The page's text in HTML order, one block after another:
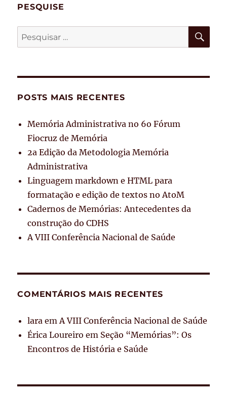
PESQUISE
Pesquisar
por:
POSTS MAIS RECENTES
Memória Administrativa no 6o Fórum
Fiocruz de Memória
2a Edição da Metodologia Memória
Administrativa
Linguagem markdown e HTML para
formatação e edição de textos no AtoM
Cadernos de Memórias: Antecedentes da
construção do CDHS
A VIII Conferência Nacional de Saúde
COMENTÁRIOS MAIS RECENTES
lara emA VIII Conferência Nacional de Saúde
Érica Loureiro em Seção “Memórias”: Os
Encontros de História e Saúde